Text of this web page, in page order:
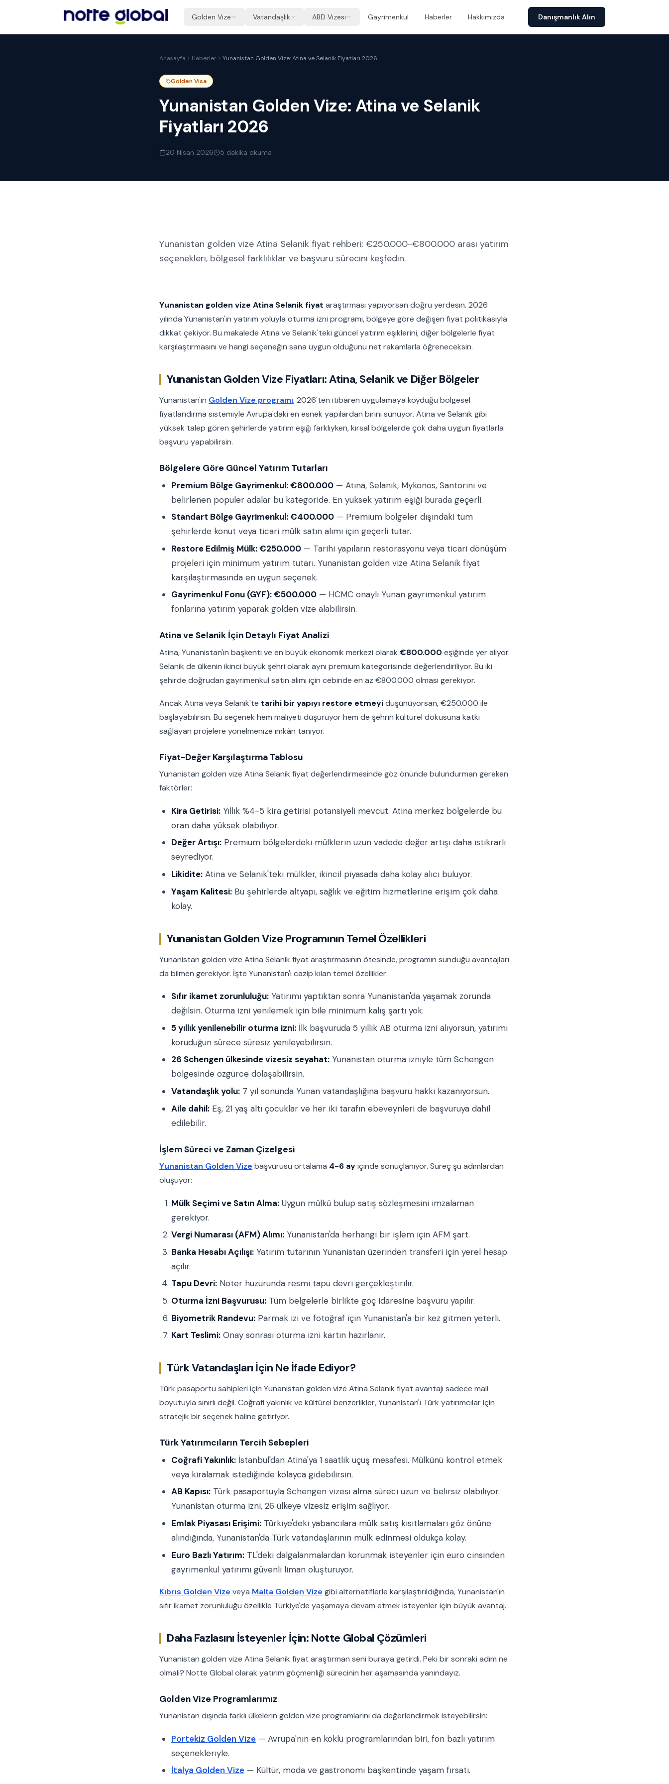
Golden Vize Vatandaşlık ABD Vizesi Gayrimenkul Haberler Hakkımızda Danışmanlık Alın
Anasayfa Haberler Yunanistan Golden Vize: Atina ve Selanik Fiyatları 2026
Golden Visa
Yunanistan Golden Vize: Atina ve Selanik
Fiyatları 2026
20 Nisan 2026 5 dakika okuma
Yunanistan golden vize Atina Selanik fiyat rehberi: €250.000-€800.000 arası yatırım
seçenekleri, bölgesel farklılıklar ve başvuru sürecini keşfedin.
Yunanistan golden vize Atina Selanik fiyat araştırması yapıyorsan doğru yerdesin. 2026
yılında Yunanistan'ın yatırım yoluyla oturma izni programı, bölgeye göre değişen fiyat politikasıyla
dikkat çekiyor. Bu makalede Atina ve Selanik'teki güncel yatırım eşiklerini, diğer bölgelerle fiyat
karşılaştırmasını ve hangi seçeneğin sana uygun olduğunu net rakamlarla öğreneceksin.
Yunanistan Golden Vize Fiyatları: Atina, Selanik ve Diğer Bölgeler
Yunanistan'ın Golden Vize programı, 2026'ten itibaren uygulamaya koyduğu bölgesel
fiyatlandırma sistemiyle Avrupa'daki en esnek yapılardan birini sunuyor. Atina ve Selanik gibi
yüksek talep gören şehirlerde yatırım eşiği farklıyken, kırsal bölgelerde çok daha uygun fiyatlarla
başvuru yapabilirsin.
Bölgelere Göre Güncel Yatırım Tutarları
Premium Bölge Gayrimenkul: €800.000 — Atina, Selanik, Mykonos, Santorini ve
belirlenen popüler adalar bu kategoride. En yüksek yatırım eşiği burada geçerli.
Standart Bölge Gayrimenkul: €400.000 — Premium bölgeler dışındaki tüm
şehirlerde konut veya ticari mülk satın alımı için geçerli tutar.
Restore Edilmiş Mülk: €250.000 — Tarihi yapıların restorasyonu veya ticari dönüşüm
projeleri için minimum yatırım tutarı. Yunanistan golden vize Atina Selanik fiyat
karşılaştırmasında en uygun seçenek.
Gayrimenkul Fonu (GYF): €500.000 — HCMC onaylı Yunan gayrimenkul yatırım
fonlarına yatırım yaparak golden vize alabilirsin.
Atina ve Selanik İçin Detaylı Fiyat Analizi
Atina, Yunanistan'ın başkenti ve en büyük ekonomik merkezi olarak €800.000 eşiğinde yer alıyor.
Selanik de ülkenin ikinci büyük şehri olarak aynı premium kategorisinde değerlendiriliyor. Bu iki
şehirde doğrudan gayrimenkul satın alımı için cebinde en az €800.000 olması gerekiyor.
Ancak Atina veya Selanik'te tarihi bir yapıyı restore etmeyidüşünüyorsan, €250.000 ile
başlayabilirsin. Bu seçenek hem maliyeti düşürüyor hem de şehrin kültürel dokusuna katkı
sağlayan projelere yönelmenize imkân tanıyor.
Fiyat-Değer Karşılaştırma Tablosu
Yunanistan golden vize Atina Selanik fiyat değerlendirmesinde göz önünde bulundurman gereken
faktörler:
Kira Getirisi: Yıllık %4-5 kira getirisi potansiyeli mevcut. Atina merkez bölgelerde bu
oran daha yüksek olabiliyor.
Değer Artışı: Premium bölgelerdeki mülklerin uzun vadede değer artışı daha istikrarlı
seyrediyor.
Likidite: Atina ve Selanik'teki mülkler, ikincil piyasada daha kolay alıcı buluyor.
Yaşam Kalitesi: Bu şehirlerde altyapı, sağlık ve eğitim hizmetlerine erişim çok daha
kolay.
Yunanistan Golden Vize Programının Temel Özellikleri
Yunanistan golden vize Atina Selanik fiyat araştırmasının ötesinde, programın sunduğu avantajları
da bilmen gerekiyor. İşte Yunanistan'ı cazip kılan temel özellikler:
Sıfır ikamet zorunluluğu: Yatırımı yaptıktan sonra Yunanistan'da yaşamak zorunda
değilsin. Oturma izni yenilemek için bile minimum kalış şartı yok.
5 yıllık yenilenebilir oturma izni: İlk başvuruda 5 yıllık AB oturma izni alıyorsun, yatırımı
koruduğun sürece süresiz yenileyebilirsin.
26 Schengen ülkesinde vizesiz seyahat: Yunanistan oturma izniyle tüm Schengen
bölgesinde özgürce dolaşabilirsin.
Vatandaşlık yolu: 7 yıl sonunda Yunan vatandaşlığına başvuru hakkı kazanıyorsun.
Aile dahil: Eş, 21 yaş altı çocuklar ve her iki tarafın ebeveynleri de başvuruya dahil
edilebilir.
İşlem Süreci ve Zaman Çizelgesi
Yunanistan Golden Vize başvurusu ortalama 4-6 ayiçinde sonuçlanıyor. Süreç şu adımlardan
oluşuyor:
Mülk Seçimi ve Satın Alma: Uygun mülkü bulup satış sözleşmesini imzalaman
gerekiyor.
Vergi Numarası (AFM) Alımı: Yunanistan'da herhangi bir işlem için AFM şart.
Banka Hesabı Açılışı: Yatırım tutarının Yunanistan üzerinden transferi için yerel hesap
açılır.
Tapu Devri: Noter huzurunda resmi tapu devri gerçekleştirilir.
Oturma İzni Başvurusu: Tüm belgelerle birlikte göç idaresine başvuru yapılır.
Biyometrik Randevu: Parmak izi ve fotoğraf için Yunanistan'a bir kez gitmen yeterli.
Kart Teslimi: Onay sonrası oturma izni kartın hazırlanır.
Türk Vatandaşları İçin Ne İfade Ediyor?
Türk pasaportu sahipleri için Yunanistan golden vize Atina Selanik fiyat avantajı sadece mali
boyutuyla sınırlı değil. Coğrafi yakınlık ve kültürel benzerlikler, Yunanistan'ı Türk yatırımcılar için
stratejik bir seçenek haline getiriyor.
Türk Yatırımcıların Tercih Sebepleri
Coğrafi Yakınlık: İstanbul'dan Atina'ya 1 saatlik uçuş mesafesi. Mülkünü kontrol etmek
veya kiralamak istediğinde kolayca gidebilirsin.
AB Kapısı: Türk pasaportuyla Schengen vizesi alma süreci uzun ve belirsiz olabiliyor.
Yunanistan oturma izni, 26 ülkeye vizesiz erişim sağlıyor.
Emlak Piyasası Erişimi: Türkiye'deki yabancılara mülk satış kısıtlamaları göz önüne
alındığında, Yunanistan'da Türk vatandaşlarının mülk edinmesi oldukça kolay.
Euro Bazlı Yatırım: TL'deki dalgalanmalardan korunmak isteyenler için euro cinsinden
gayrimenkul yatırımı güvenli liman oluşturuyor.
Kıbrıs Golden Vize veya Malta Golden Vize gibi alternatiflerle karşılaştırıldığında, Yunanistan'ın
sıfır ikamet zorunluluğu özellikle Türkiye'de yaşamaya devam etmek isteyenler için büyük avantaj.
Daha Fazlasını İsteyenler İçin: Notte Global Çözümleri
Yunanistan golden vize Atina Selanik fiyat araştırman seni buraya getirdi. Peki bir sonraki adım ne
olmalı? Notte Global olarak yatırım göçmenliği sürecinin her aşamasında yanındayız.
Golden Vize Programlarımız
Yunanistan dışında farklı ülkelerin golden vize programlarını da değerlendirmek isteyebilirsin:
Portekiz Golden Vize — Avrupa'nın en köklü programlarından biri, fon bazlı yatırım
seçenekleriyle.
İtalya Golden Vize — Kültür, moda ve gastronomi başkentinde yaşam fırsatı.